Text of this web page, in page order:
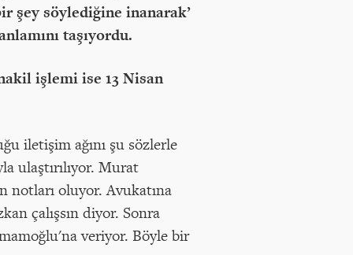
şey söylediğine inanarak’
taşıyordu.
işlemi ise 13 Nisan
iletişim ağını şu sözlerle
ulaştırılıyor. Murat
notları oluyor. Avukatına
çalışsın diyor. Sonra
veriyor. Böyle bir